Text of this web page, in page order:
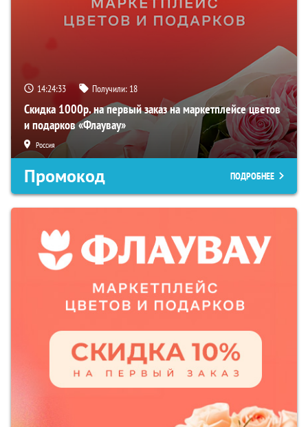
14:24:32 Получили: 18
Скидка 1000р. на первый заказ на маркетплейсе цветов
и подарков «Флаувау»
Россия
Промокод ПОДРОБНЕЕ